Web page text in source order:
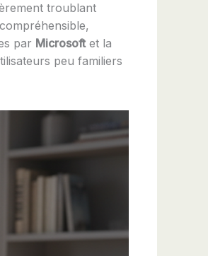
troublant
par Microsoftet la
peu familiers